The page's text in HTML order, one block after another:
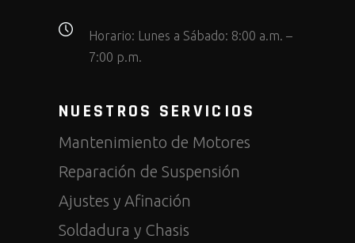
Horario: Lunes a Sábado: 8:00 a.m. –
7:00 p.m.
NUESTROS SERVICIOS
Mantenimiento de Motores
Reparación de Suspensión
Ajustes y Afinación
Soldadura y Chasis